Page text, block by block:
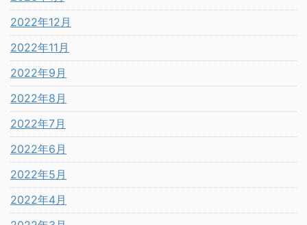
2022年12月
2022年11月
2022年9月
2022年8月
2022年7月
2022年6月
2022年5月
2022年4月